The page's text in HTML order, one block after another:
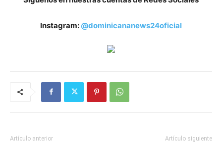
Instagram: @dominicananews24oficial
Artículo anterior Artículo siguiente